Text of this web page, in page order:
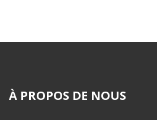
À PROPOS DE NOUS